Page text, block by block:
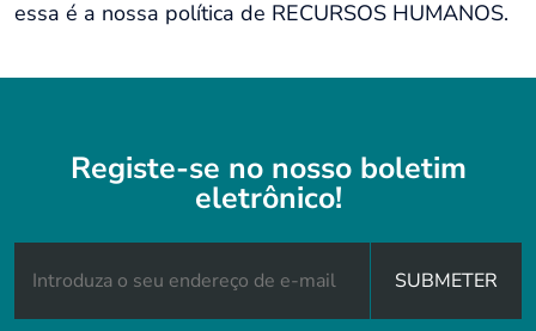
essa é a nossa política de RECURSOS HUMANOS.
Registe-se no nosso boletim
eletrônico!
SUBMETER